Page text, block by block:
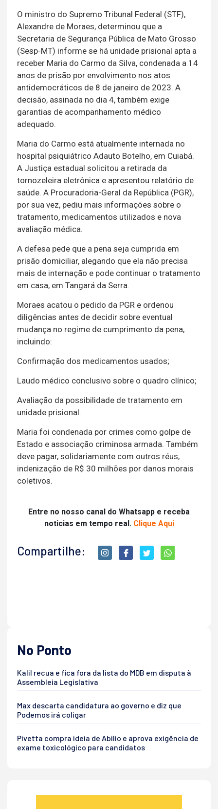
O ministro do Supremo Tribunal Federal (STF),
Alexandre de Moraes, determinou que a
Secretaria de Segurança Pública de Mato Grosso
(Sesp-MT) informe se há unidade prisional apta a
receber Maria do Carmo da Silva, condenada a 14
anos de prisão por envolvimento nos atos
antidemocráticos de 8 de janeiro de 2023. A
decisão, assinada no dia 4, também exige
garantias de acompanhamento médico
adequado.
Maria do Carmo está atualmente internada no
hospital psiquiátrico Adauto Botelho, em Cuiabá.
A Justiça estadual solicitou a retirada da
tornozeleira eletrônica e apresentou relatório de
saúde. A Procuradoria-Geral da República (PGR),
por sua vez, pediu mais informações sobre o
tratamento, medicamentos utilizados e nova
avaliação médica.
A defesa pede que a pena seja cumprida em
prisão domiciliar, alegando que ela não precisa
mais de internação e pode continuar o tratamento
em casa, em Tangará da Serra.
Moraes acatou o pedido da PGR e ordenou
diligências antes de decidir sobre eventual
mudança no regime de cumprimento da pena,
incluindo:
Confirmação dos medicamentos usados;
Laudo médico conclusivo sobre o quadro clínico;
Avaliação da possibilidade de tratamento em
unidade prisional.
Maria foi condenada por crimes como golpe de
Estado e associação criminosa armada. Também
deve pagar, solidariamente com outros réus,
indenização de R$ 30 milhões por danos morais
coletivos.
Entre no nosso canal do Whatsapp e receba
noticias em tempo real. Clique Aqui
Compartilhe:
No Ponto
Kalil recua e fica fora da lista do MDB em disputa à
Assembleia Legislativa
Max descarta candidatura ao governo e diz que
Podemos irá coligar
Pivetta compra ideia de Abilio e aprova exigência de
exame toxicológico para candidatos